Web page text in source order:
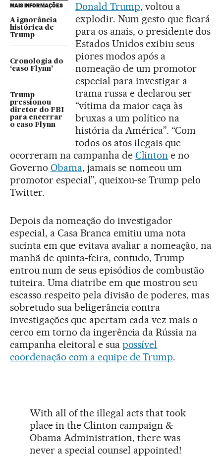
MAIS INFORMAÇÕES
A ignorância
histórica de
Trump
Cronologia do
‘caso Flynn’
Trump
pressionou
diretor do FBI
para encerrar
o caso Flynn
Donald Trump, voltou a
explodir. Num gesto que ficará
para os anais, o presidente dos
Estados Unidos exibiu seus
piores modos após a
nomeação de um promotor
especial para investigar a
trama russa e declarou ser
“vítima da maior caça às
bruxas a um político na
história da América”. “Com
todos os atos ilegais que
ocorreram na campanha de Clinton e no
Governo Obama, jamais se nomeou um
promotor especial”, queixou-se Trump pelo
Twitter.
Depois da nomeação do investigador
especial, a Casa Branca emitiu uma nota
sucinta em que evitava avaliar a nomeação, na
manhã de quinta-feira, contudo, Trump
entrou num de seus episódios de combustão
tuiteira. Uma diatribe em que mostrou seu
escasso respeito pela divisão de poderes, mas
sobretudo sua beligerância contra
investigações que apertam cada vez mais o
cerco em torno da ingerência da Rússia na
campanha eleitoral e sua possível
coordenação com a equipe de Trump.
With all of the illegal acts that took
place in the Clinton campaign &
Obama Administration, there was
never a special counsel appointed!